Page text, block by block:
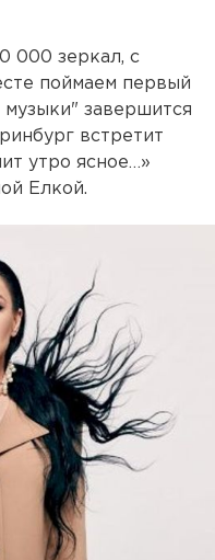
000 зеркал, с
поймаем первый
музыки" завершится
встретит
утро ясное…»
Елкой.